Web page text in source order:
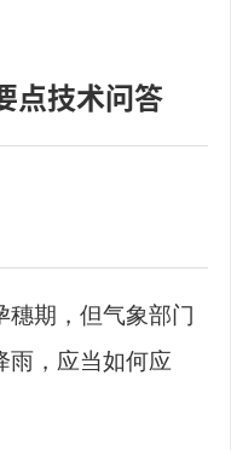
点技术问答
期， 但气象部门
雨，应当如何应